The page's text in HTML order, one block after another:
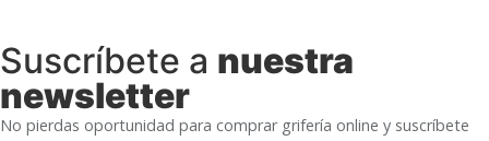
Suscríbete a nuestra
newsletter
No pierdas oportunidad para comprar grifería online y suscríbete